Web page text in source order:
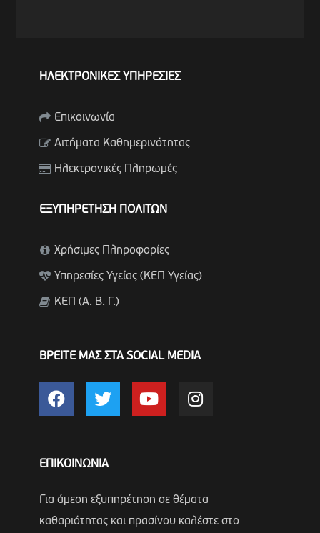
ΗΛΕΚΤΡΟΝΙΚΕΣ ΥΠΗΡΕΣΙΕΣ
Επικοινωνία
Αιτήματα Καθημερινότητας
Ηλεκτρονικές Πληρωμές
ΕΞΥΠΗΡΕΤΗΣΗ ΠΟΛΙΤΩΝ
Χρήσιμες Πληροφορίες
Υπηρεσίες Υγείας (ΚΕΠ Υγείας)
ΚΕΠ (Α. Β. Γ.)
ΒΡΕΙΤΕ ΜΑΣ ΣΤΑ SOCIAL MEDIA
ΕΠΙΚΟΙΝΩΝΙΑ
Για άμεση εξυπηρέτηση σε θέματα
καθαριότητας και πρασίνου καλέστε στο